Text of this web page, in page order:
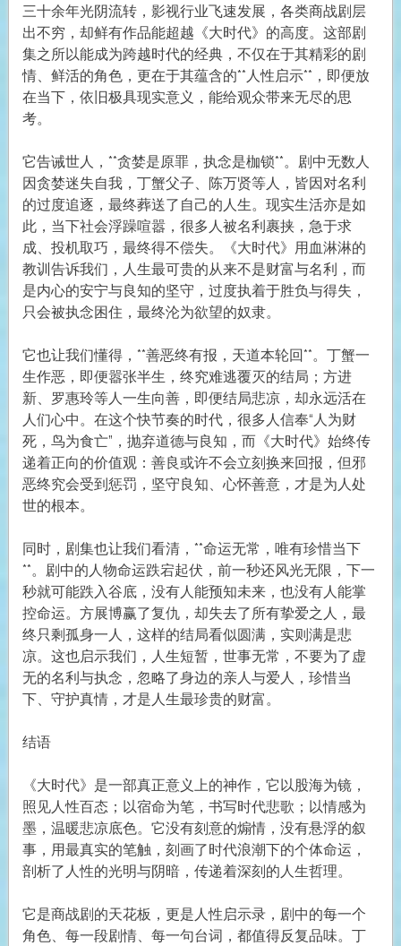
三十余年光阴流转，影视行业飞速发展，各类商战剧层
出不穷，却鲜有作品能超越《大时代》的高度。这部剧
集之所以能成为跨越时代的经典，不仅在于其精彩的剧
情、鲜活的角色，更在于其蕴含的**人性启示**，即便放
在当下，依旧极具现实意义，能给观众带来无尽的思
考。
它告诫世人，**贪婪是原罪，执念是枷锁**。剧中无数人
因贪婪迷失自我，丁蟹父子、陈万贤等人，皆因对名利
的过度追逐，最终葬送了自己的人生。现实生活亦是如
此，当下社会浮躁喧嚣，很多人被名利裹挟，急于求
成、投机取巧，最终得不偿失。《大时代》用血淋淋的
教训告诉我们，人生最可贵的从来不是财富与名利，而
是内心的安宁与良知的坚守，过度执着于胜负与得失，
只会被执念困住，最终沦为欲望的奴隶。
它也让我们懂得，**善恶终有报，天道本轮回**。丁蟹一
生作恶，即便嚣张半生，终究难逃覆灭的结局；方进
新、罗惠玲等人一生向善，即便结局悲凉，却永远活在
人们心中。在这个快节奏的时代，很多人信奉“人为财
死，鸟为食亡”，抛弃道德与良知，而《大时代》始终传
递着正向的价值观：善良或许不会立刻换来回报，但邪
恶终究会受到惩罚，坚守良知、心怀善意，才是为人处
世的根本。
同时，剧集也让我们看清，**命运无常，唯有珍惜当下
**。剧中的人物命运跌宕起伏，前一秒还风光无限，下一
秒就可能跌入谷底，没有人能预知未来，也没有人能掌
控命运。方展博赢了复仇，却失去了所有挚爱之人，最
终只剩孤身一人，这样的结局看似圆满，实则满是悲
凉。这也启示我们，人生短暂，世事无常，不要为了虚
无的名利与执念，忽略了身边的亲人与爱人，珍惜当
下、守护真情，才是人生最珍贵的财富。
结语
《大时代》是一部真正意义上的神作，它以股海为镜，
照见人性百态；以宿命为笔，书写时代悲歌；以情感为
墨，温暖悲凉底色。它没有刻意的煽情，没有悬浮的叙
事，用最真实的笔触，刻画了时代浪潮下的个体命运，
剖析了人性的光明与阴暗，传递着深刻的人生哲理。
它是商战剧的天花板，更是人性启示录，剧中的每一个
角色、每一段剧情、每一句台词，都值得反复品味。丁